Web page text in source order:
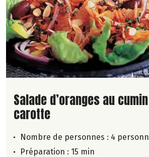
Lire la suite de la recette
Salade d’oranges au
carotte
Nombre de personnes : 4
Préparation : 15 min